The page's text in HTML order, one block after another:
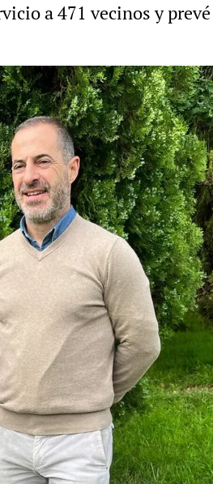
a 471 vecinos y